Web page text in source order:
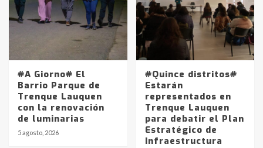
#A Giorno# El
Barrio Parque de
Trenque Lauquen
con la renovación
de luminarias
5 agosto, 2026
#Quince distritos#
Estarán
representados en
Trenque Lauquen
para debatir el Plan
Estratégico de
Infraestructura